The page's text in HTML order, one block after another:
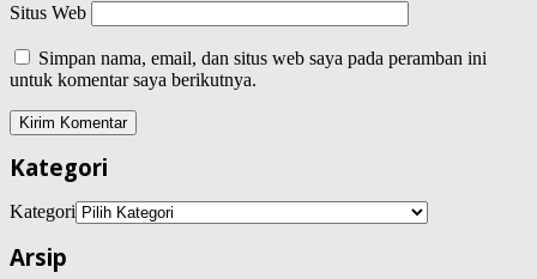
Situs Web
Simpan nama, email, dan situs web saya pada peramban ini
untuk komentar saya berikutnya.
Kategori
Kategori
Arsip